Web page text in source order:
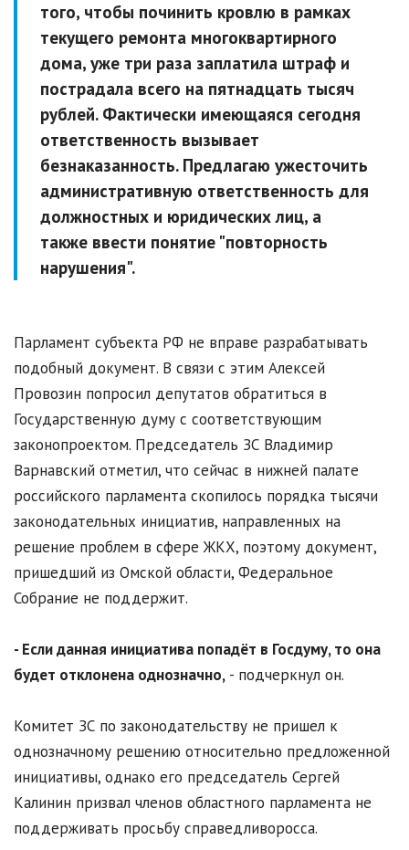
того, чтобы починить кровлю в рамках
текущего ремонта многоквартирного
дома, уже три раза заплатила штраф и
пострадала всего на пятнадцать тысяч
рублей. Фактически имеющаяся сегодня
ответственность вызывает
безнаказанность. Предлагаю ужесточить
административную ответственность для
должностных и юридических лиц, а
также ввести понятие "повторность
нарушения".
Парламент субъекта РФ не вправе разрабатывать
подобный документ. В связи с этим Алексей
Провозин попросил депутатов обратиться в
Государственную думу с соответствующим
законопроектом. Председатель ЗС Владимир
Варнавский отметил, что сейчас в нижней палате
российского парламента скопилось порядка тысячи
законодательных инициатив, направленных на
решение проблем в сфере ЖКХ, поэтому документ,
пришедший из Омской области, Федеральное
Собрание не поддержит.
- Если данная инициатива попадёт в Госдуму, то она
будет отклонена однозначно, - подчеркнул он.
Комитет ЗС по законодательству не пришел к
однозначному решению относительно предложенной
инициативы, однако его председатель Сергей
Калинин призвал членов областного парламента не
поддерживать просьбу справедливоросса.